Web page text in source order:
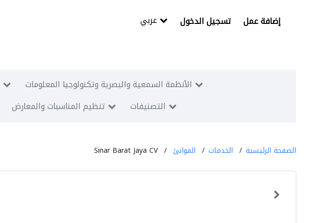
تسجيل الدخول إضافة عمل
الأنظمة السمعية والبصرية وتكنولوجيا المعلومات
تنظيم المناسبات والمعارض التصنيفات
الصفحة الرئيسية الخدمات الموانئ Sinar Barat Jaya CV